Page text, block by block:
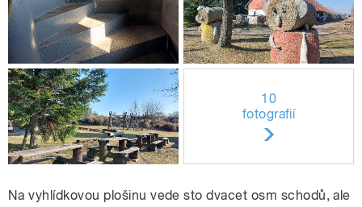
10
fotografií
Na vyhlídkovou plošinu vede sto dvacet osm schodů, ale